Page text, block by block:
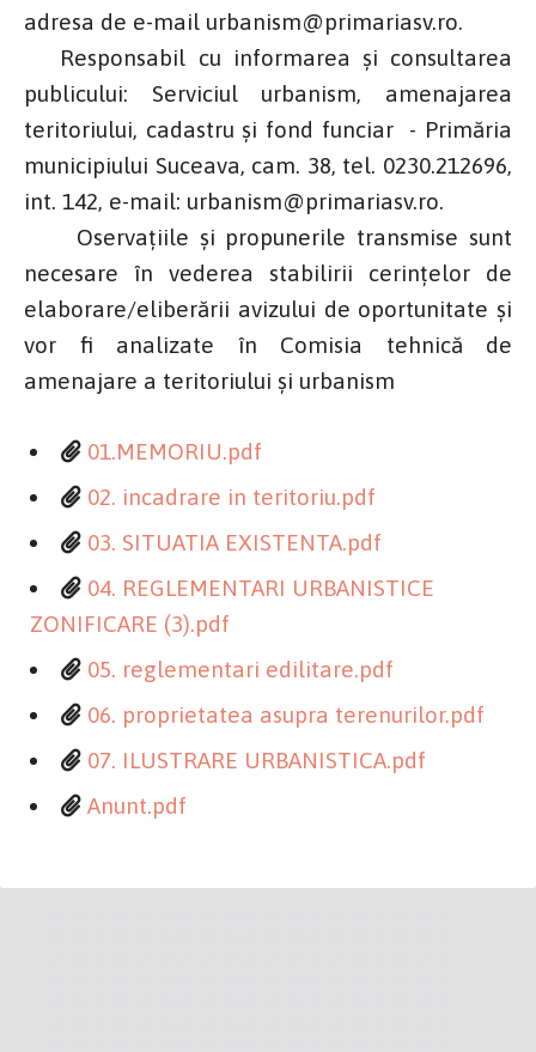
adresa de e-mail urbanism@primariasv.ro.
Responsabil cu informarea și consultarea
publicului: Serviciul urbanism, amenajarea
teritoriului, cadastru și fond funciar - Primăria
municipiului Suceava, cam. 38, tel. 0230.212696,
int. 142, e-mail: urbanism@primariasv.ro.
Oservațiile și propunerile transmise sunt
necesare în vederea stabilirii cerințelor de
elaborare/eliberării avizului de oportunitate și
vor fi analizate în Comisia tehnică de
amenajare a teritoriului și urbanism
01.MEMORIU.pdf
02. incadrare in teritoriu.pdf
03. SITUATIA EXISTENTA.pdf
04. REGLEMENTARI URBANISTICE
ZONIFICARE (3).pdf
05. reglementari edilitare.pdf
06. proprietatea asupra terenurilor.pdf
07. ILUSTRARE URBANISTICA.pdf
Anunt.pdf